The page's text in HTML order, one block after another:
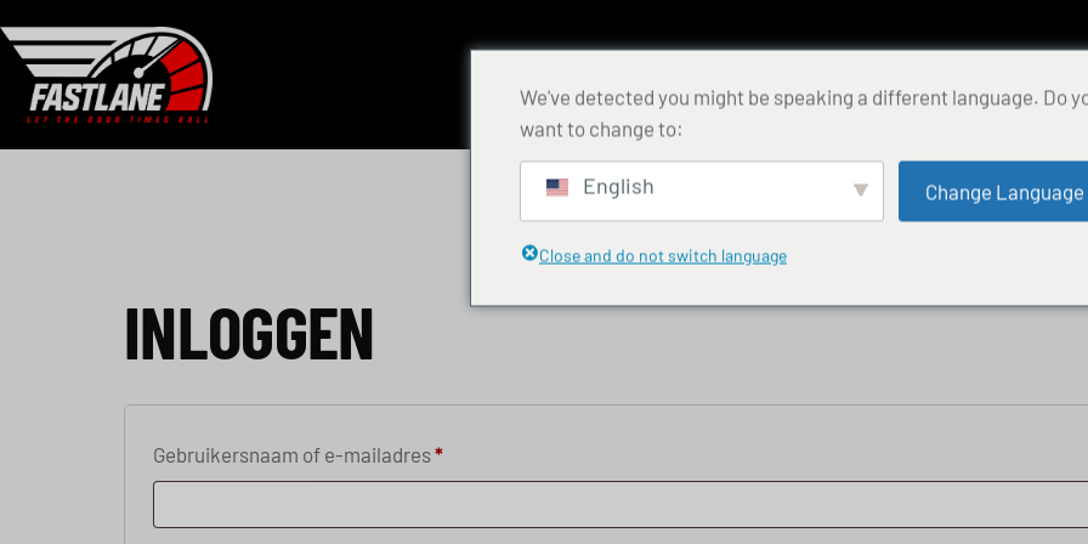
INLOGGEN
Gebruikersnaam of e-mailadres*
We've detected you might be speaking a different language. Do
want to change to:
English Change Language
Close and do not switch language